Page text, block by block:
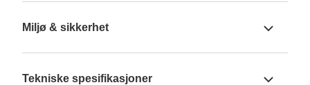
Miljø & sikkerhet
Tekniske spesifikasjoner